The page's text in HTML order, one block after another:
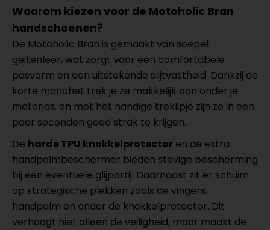
Waarom kiezen voor de Motoholic Bran
handschoenen?
De Motoholic Bran is gemaakt van soepel
geitenleer, wat zorgt voor een comfortabele
pasvorm en een uitstekende slijtvastheid. Dankzij de
korte manchet trek je ze makkelijk aan onder je
motorjas, en met het handige treklipje zijn ze in een
paar seconden goed strak te krijgen.
De harde TPU knokkelprotector en de extra
handpalmbeschermer bieden stevige bescherming
bij een eventuele glijpartij. Daarnaast zit er schuim
op strategische plekken zoals de vingers,
handpalm en onder de knokkelprotector. Dit
verhoogt niet alleen de veiligheid, maar maakt de